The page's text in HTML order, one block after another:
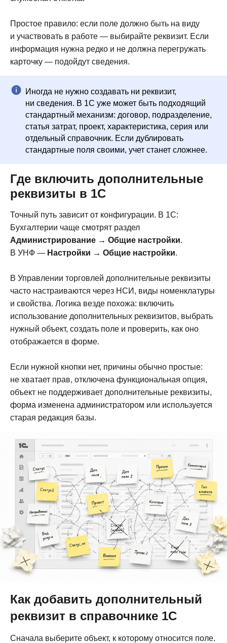
Простое правило: если поле должно быть на виду
и участвовать в работе — выбирайте реквизит. Если
информация нужна редко и не должна перегружать
карточку — подойдут сведения.
Иногда не нужно создавать ни реквизит,
ни сведения. В 1С уже может быть подходящий
стандартный механизм: договор, подразделение,
статья затрат, проект, характеристика, серия или
отдельный справочник. Если дублировать
стандартные поля своими, учет станет сложнее.
Где включить дополнительные
реквизиты в 1С
Точный путь зависит от конфигурации. В 1С:
Бухгалтерии чаще смотрят раздел
Администрирование → Общие настройки.
В УНФ — Настройки → Общие настройки.
В Управлении торговлей дополнительные реквизиты
часто настраиваются через НСИ, виды номенклатуры
и свойства. Логика везде похожа: включить
использование дополнительных реквизитов, выбрать
нужный объект, создать поле и проверить, как оно
отображается в форме.
Если нужной кнопки нет, причины обычно простые:
не хватает прав, отключена функциональная опция,
объект не поддерживает дополнительные реквизиты,
форма изменена администратором или используется
старая редакция базы.
Как добавить дополнительный
реквизит в справочнике 1С
Сначала выберите объект, к которому относится поле.